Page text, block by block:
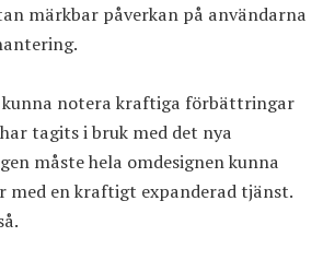
märkbar påverkan på användarna
kunna notera kraftiga förbättringar
tagits i bruk med det nya
måste hela omdesignen kunna
med en kraftigt expanderad tjänst.